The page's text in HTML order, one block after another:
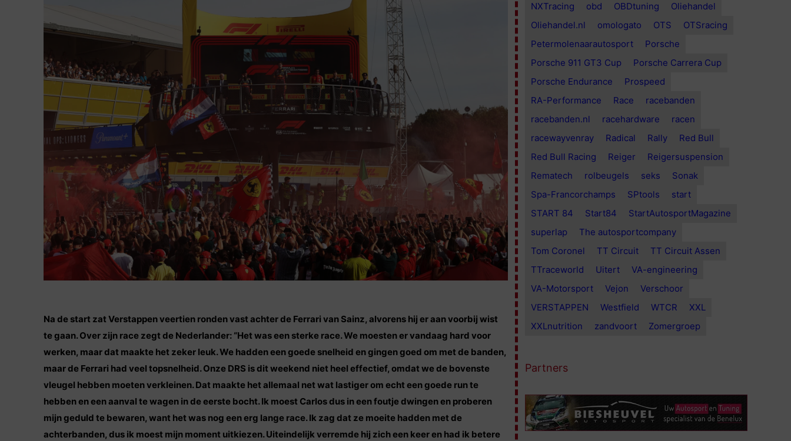
Na de start zat Verstappen veertien ronden vast achter de Ferrari van Sainz, alvorens hij er aan voorbij wist
te gaan. Over zijn race zegt de Nederlander: “Het was een sterke race. We moesten er vandaag hard voor
werken, maar dat maakte het zeker leuk. We hadden een goede snelheid en gingen goed om met de banden,
maar de Ferrari had veel topsnelheid. Onze DRS is dit weekend niet heel effectief, omdat we de bovenste
vleugel hebben moeten verkleinen. Dat maakte het allemaal net wat lastiger om echt een goede run te
hebben en een aanval te wagen in de eerste bocht. Ik moest Carlos dus in een foutje dwingen en proberen
mijn geduld te bewaren, want het was nog een erg lange race. Ik zag dat ze moeite hadden met de
achterbanden, dus ik moest mijn moment uitkiezen. Uiteindelijk verremde hij zich een keer en had ik betere
NXTracing
obd OBDtuning
Oliehandel
Oliehandel.nl
omologato OTS
OTSracing
Petermolenaarautosport
Porsche
Porsche 911 GT3 Cup
Porsche Carrera Cup
Porsche Endurance
Prospeed
RA-Performance
Race
racebanden
racebanden.nl
racehardware
racen
racewayvenray
Radical Rally
Red Bull
Red Bull Racing
Reiger
Reigersuspension
Rematech
rolbeugels seks
Sonak
Spa-Francorchamps
SPtools
start
START 84
Start84
StartAutosportMagazine
superlap
The autosportcompany
Tom Coronel
TT Circuit
TT Circuit Assen
TTraceworld
Uitert
VA-engineering
VA-Motorsport
Vejon
Verschoor
VERSTAPPEN
Westfield WTCR
XXL
XXLnutrition
zandvoort Zomergroep
Partners